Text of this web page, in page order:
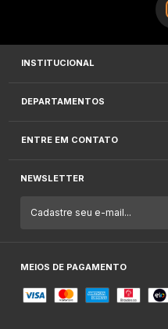
INSTITUCIONAL
DEPARTAMENTOS
ENTRE EM CONTATO
NEWSLETTER
MEIOS DE PAGAMENTO